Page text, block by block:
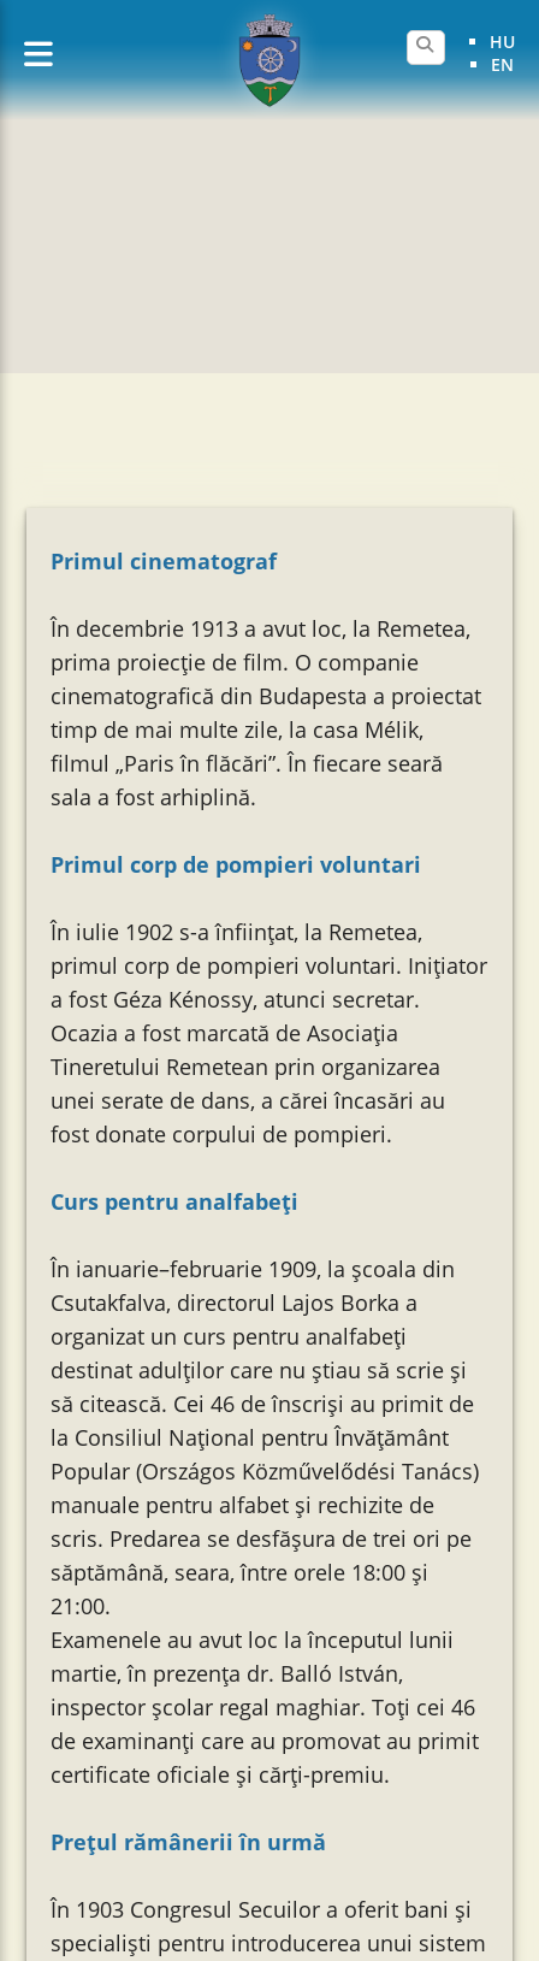
HU
EN
Primul cinematograf
În decembrie 1913 a avut loc, la Remetea,
prima proiecție de film. O companie
cinematografică din Budapesta a proiectat
timp de mai multe zile, la casa Mélik,
filmul „Paris în flăcări”. În fiecare seară
sala a fost arhiplină.
Primul corp de pompieri voluntari
În iulie 1902 s-a înființat, la Remetea,
primul corp de pompieri voluntari. Inițiator
a fost Géza Kénossy, atunci secretar.
Ocazia a fost marcată de Asociația
Tineretului Remetean prin organizarea
unei serate de dans, a cărei încasări au
fost donate corpului de pompieri.
Curs pentru analfabeți
În ianuarie–februarie 1909, la școala din
Csutakfalva, directorul Lajos Borka a
organizat un curs pentru analfabeți
destinat adulților care nu știau să scrie și
să citească. Cei 46 de înscriși au primit de
la Consiliul Național pentru Învățământ
Popular (Országos Közművelődési Tanács)
manuale pentru alfabet și rechizite de
scris. Predarea se desfășura de trei ori pe
săptămână, seara, între orele 18:00 și
21:00.
Examenele au avut loc la începutul lunii
martie, în prezența dr. Balló István,
inspector școlar regal maghiar. Toți cei 46
de examinanți care au promovat au primit
certificate oficiale și cărți-premiu.
Prețul rămânerii în urmă
În 1903 Congresul Secuilor a oferit bani și
specialiști pentru introducerea unui sistem